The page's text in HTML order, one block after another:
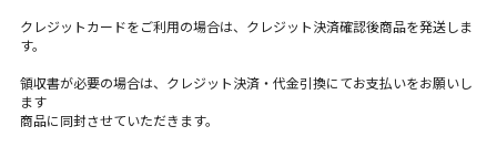
クレジットカードをご利用の場合は、クレジット決済確認後商品を発送しま
す。
領収書が必要の場合は、クレジット決済・代金引換にてお支払いをお願いし
ます
商品に同封させていただきます。